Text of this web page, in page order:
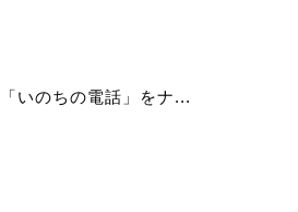
「いのちの電話」をナ...